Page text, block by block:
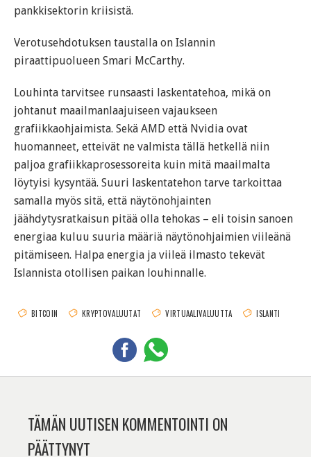
pankkisektorin kriisistä.
Verotusehdotuksen taustalla on Islannin
piraattipuolueen Smari McCarthy.
Louhinta tarvitsee runsaasti laskentatehoa, mikä on
johtanut maailmanlaajuiseen vajaukseen
grafiikkaohjaimista. Sekä AMD että Nvidia ovat
huomanneet, etteivät ne valmista tällä hetkellä niin
paljoa grafiikkaprosessoreita kuin mitä maailmalta
löytyisi kysyntää. Suuri laskentatehon tarve tarkoittaa
samalla myös sitä, että näytönohjainten
jäähdytysratkaisun pitää olla tehokas – eli toisin sanoen
energiaa kuluu suuria määriä näytönohjaimien viileänä
pitämiseen. Halpa energia ja viileä ilmasto tekevät
Islannista otollisen paikan louhinnalle.
BITCOIN KRYPTOVALUUTAT VIRTUAALIVALUUTTA ISLANTI
TÄMÄN UUTISEN KOMMENTOINTI ON
PÄÄTTYNYT